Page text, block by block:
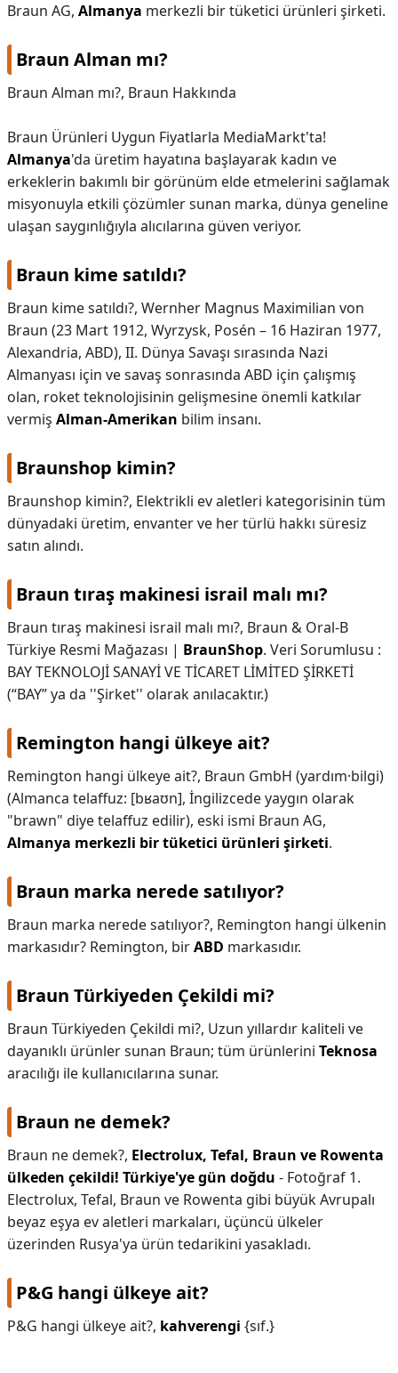
Braun AG, Almanya merkezli bir tüketici ürünleri şirketi.
Braun Alman mı?
Braun Alman mı?, Braun Hakkında
Braun Ürünleri Uygun Fiyatlarla MediaMarkt'ta!
Almanya'da üretim hayatına başlayarak kadın ve
erkeklerin bakımlı bir görünüm elde etmelerini sağlamak
misyonuyla etkili çözümler sunan marka, dünya geneline
ulaşan saygınlığıyla alıcılarına güven veriyor.
Braun kime satıldı?
Braun kime satıldı?, Wernher Magnus Maximilian von
Braun (23 Mart 1912, Wyrzysk, Posén – 16 Haziran 1977,
Alexandria, ABD), II. Dünya Savaşı sırasında Nazi
Almanyası için ve savaş sonrasında ABD için çalışmış
olan, roket teknolojisinin gelişmesine önemli katkılar
vermiş Alman-Amerikan bilim insanı.
Braunshop kimin?
Braunshop kimin?, Elektrikli ev aletleri kategorisinin tüm
dünyadaki üretim, envanter ve her türlü hakkı süresiz
satın alındı.
Braun tıraş makinesi israil malı mı?
Braun tıraş makinesi israil malı mı?, Braun & Oral-B
Türkiye Resmi Mağazası | BraunShop. Veri Sorumlusu :
BAY TEKNOLOJİ SANAYİ VE TİCARET LİMİTED ŞİRKETİ
(“BAY” ya da ''Şirket'' olarak anılacaktır.)
Remington hangi ülkeye ait?
Remington hangi ülkeye ait?, Braun GmbH (yardım·bilgi)
(Almanca telaffuz: [bʁaʊn], İngilizcede yaygın olarak
"brawn" diye telaffuz edilir), eski ismi Braun AG,
Almanya merkezli bir tüketici ürünleri şirketi.
Braun marka nerede satılıyor?
Braun marka nerede satılıyor?, Remington hangi ülkenin
markasıdır? Remington, birABD markasıdır.
Braun Türkiyeden Çekildi mi?
Braun Türkiyeden Çekildi mi?, Uzun yıllardır kaliteli ve
dayanıklı ürünler sunan Braun; tüm ürünlerini Teknosa
aracılığı ile kullanıcılarına sunar.
Braun ne demek?
Braun ne demek?, Electrolux, Tefal, Braun ve Rowenta
ülkeden çekildi! Türkiye'ye gün doğdu - Fotoğraf 1.
Electrolux, Tefal, Braun ve Rowenta gibi büyük Avrupalı
beyaz eşya ev aletleri markaları, üçüncü ülkeler
üzerinden Rusya'ya ürün tedarikini yasakladı.
P&G hangi ülkeye ait?
P&G hangi ülkeye ait?, kahverengi {sıf.}